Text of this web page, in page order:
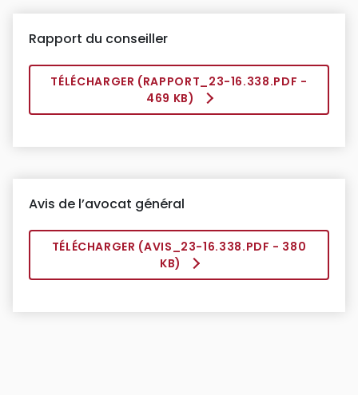
Rapport du conseiller
TÉLÉCHARGER (RAPPORT_23-16.338.PDF -
469 KB)
Avis de l’avocat général
TÉLÉCHARGER (AVIS_23-16.338.PDF - 380
KB)